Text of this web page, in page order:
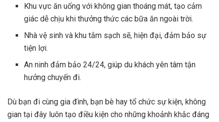
Khu vực ăn uống với không gian thoáng mát, tạo cảm
giác dễ chịu khi thưởng thức các bữa ăn ngoài trời.
Nhà vệ sinh và khu tắm sạch sẽ, hiện đại, đảm bảo sự
tiện lợi.
An ninh đảm bảo 24/24, giúp du khách yên tâm tận
hưởng chuyến đi.
Dù bạn đi cùng gia đình, bạn bè hay tổ chức sự kiện, không
gian tại đây luôn tạo điều kiện cho những khoảnh khắc đáng